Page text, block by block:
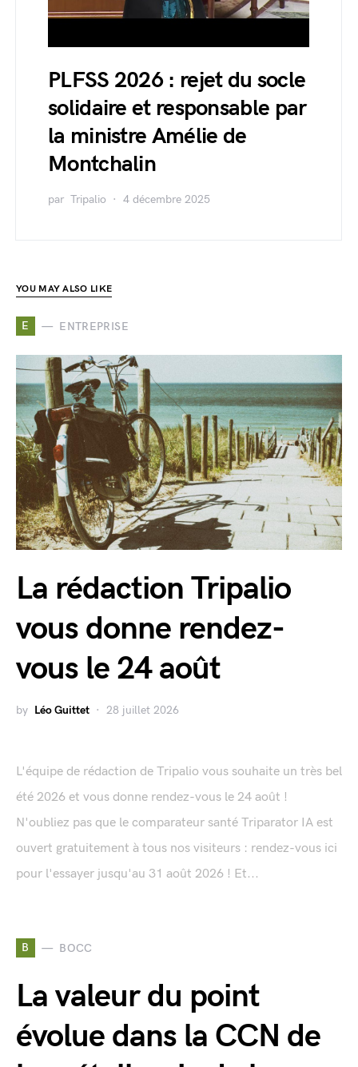
PLFSS 2026 : rejet du socle
solidaire et responsable par
la ministre Amélie de
Montchalin
par Tripalio 4 décembre 2025
YOU MAY ALSO LIKE
E ENTREPRISE
La rédaction Tripalio
vous donne rendez-
vous le 24 août
by Léo Guittet 28 juillet 2026
L'équipe de rédaction de Tripalio vous souhaite un très bel
été 2026 et vous donne rendez-vous le 24 août !
N'oubliez pas que le comparateur santé Triparator IA est
ouvert gratuitement à tous nos visiteurs : rendez-vous ici
pour l'essayer jusqu'au 31 août 2026 ! Et...
B BOCC
La valeur du point
évolue dans la CCN de